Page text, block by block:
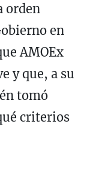
orden
en
AMOEx
y que, a su
tomó
criterios